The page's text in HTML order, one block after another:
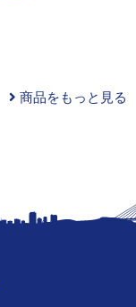
商品をもっと見る